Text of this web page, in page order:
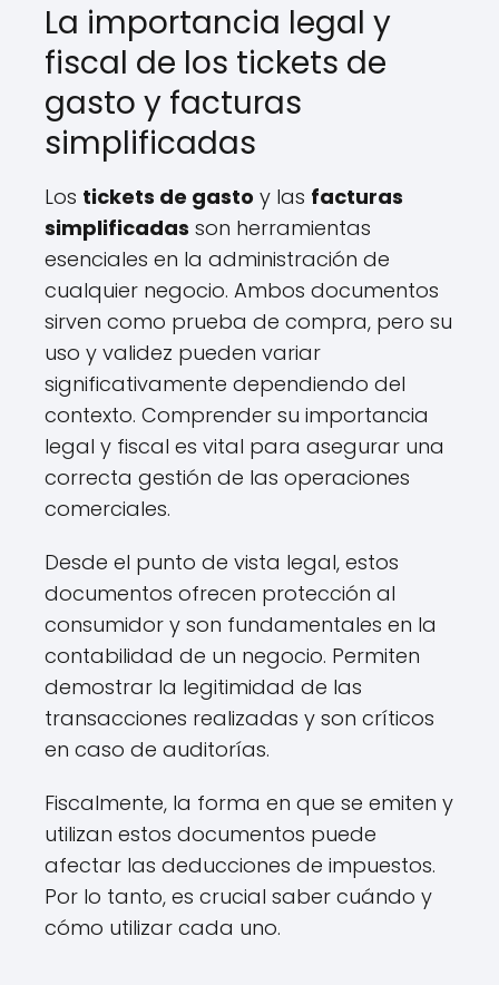
La importancia legal y
fiscal de los tickets de
gasto y facturas
simplificadas
Los tickets de gasto y las facturas
simplificadas son herramientas
esenciales en la administración de
cualquier negocio. Ambos documentos
sirven como prueba de compra, pero su
uso y validez pueden variar
significativamente dependiendo del
contexto. Comprender su importancia
legal y fiscal es vital para asegurar una
correcta gestión de las operaciones
comerciales.
Desde el punto de vista legal, estos
documentos ofrecen protección al
consumidor y son fundamentales en la
contabilidad de un negocio. Permiten
demostrar la legitimidad de las
transacciones realizadas y son críticos
en caso de auditorías.
Fiscalmente, la forma en que se emiten y
utilizan estos documentos puede
afectar las deducciones de impuestos.
Por lo tanto, es crucial saber cuándo y
cómo utilizar cada uno.